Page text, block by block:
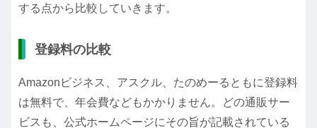
する点から比較していきます。
登録料の比較
Amazonビジネス、アスクル、たのめーるともに登録料
は無料で、年会費などもかかりません。どの通販サー
ビスも、公式ホームページにその旨が記載されている